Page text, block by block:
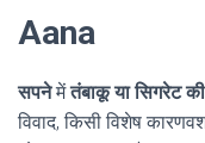
Aana
सपनेमेंतंबाकू या सिगरेट
विवाद, किसी विशेष